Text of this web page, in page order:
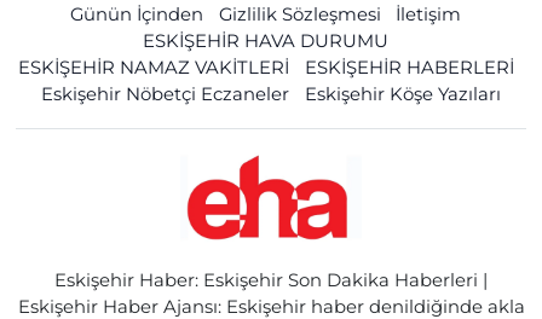
Günün İçinden
Gizlilik Sözleşmesi
İletişim
ESKİŞEHİR HAVA DURUMU
ESKİŞEHİR NAMAZ VAKİTLERİ
ESKİŞEHİR HABERLERİ
Eskişehir Nöbetçi Eczaneler
Eskişehir Köşe Yazıları
Eskişehir Haber: Eskişehir Son Dakika Haberleri |
Eskişehir Haber Ajansı: Eskişehir haber denildiğinde akla